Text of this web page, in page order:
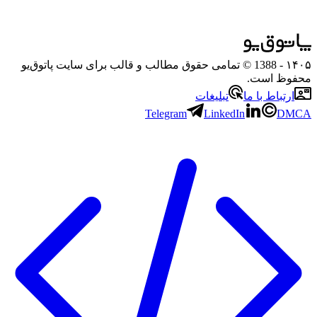
۱۴۰۵
- 1388 © تمامی حقوق مطالب و قالب برای سایت پاتوق‌یو
محفوظ است.
ارتباط با ما
تبلیغات
Telegram
LinkedIn DMCA